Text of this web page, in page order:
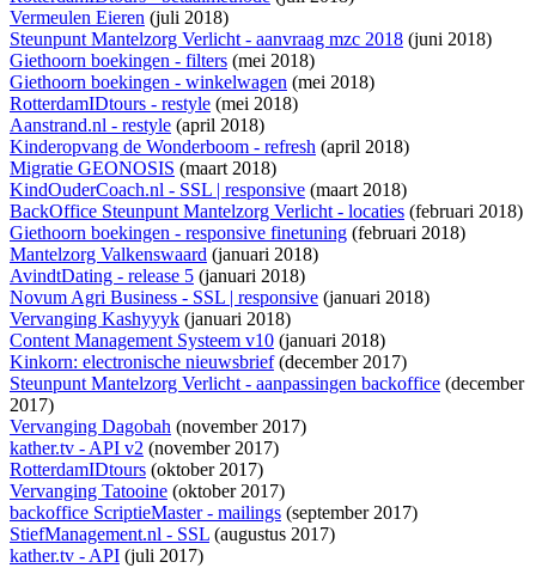
Vermeulen Eieren (juli 2018)
Steunpunt Mantelzorg Verlicht - aanvraag mzc 2018 (juni 2018)
Giethoorn boekingen - filters (mei 2018)
Giethoorn boekingen - winkelwagen (mei 2018)
RotterdamIDtours - restyle (mei 2018)
Aanstrand.nl - restyle (april 2018)
Kinderopvang de Wonderboom - refresh (april 2018)
Migratie GEONOSIS (maart 2018)
KindOuderCoach.nl - SSL | responsive (maart 2018)
BackOffice Steunpunt Mantelzorg Verlicht - locaties (februari 2018)
Giethoorn boekingen - responsive finetuning (februari 2018)
Mantelzorg Valkenswaard (januari 2018)
AvindtDating - release 5 (januari 2018)
Novum Agri Business - SSL | responsive (januari 2018)
Vervanging Kashyyyk (januari 2018)
Content Management Systeem v10 (januari 2018)
Kinkorn: electronische nieuwsbrief(december 2017)
Steunpunt Mantelzorg Verlicht - aanpassingen backoffice (december
2017)
Vervanging Dagobah (november 2017)
kather.tv - API v2 (november 2017)
RotterdamIDtours (oktober 2017)
Vervanging Tatooine (oktober 2017)
backoffice ScriptieMaster - mailings (september 2017)
StiefManagement.nl - SSL (augustus 2017)
kather.tv - API (juli 2017)